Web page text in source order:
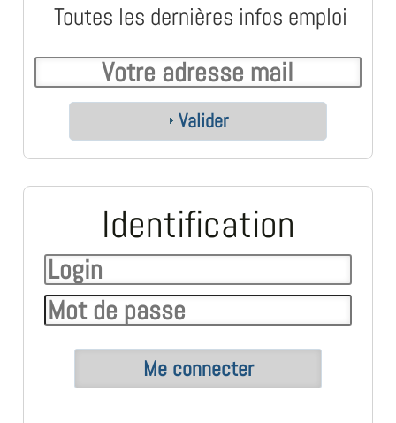
Toutes les dernières infos emploi
Valider
Identification